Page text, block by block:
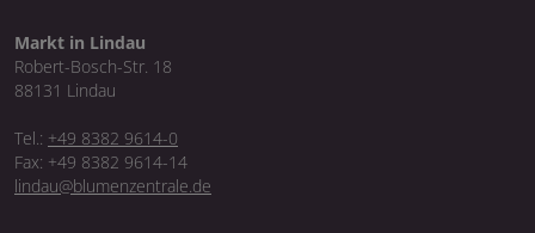
Markt in Lindau
Robert-Bosch-Str. 18
88131 Lindau
Tel.: +49 8382 9614-0
Fax: +49 8382 9614-14
lindau@blumenzentrale.de